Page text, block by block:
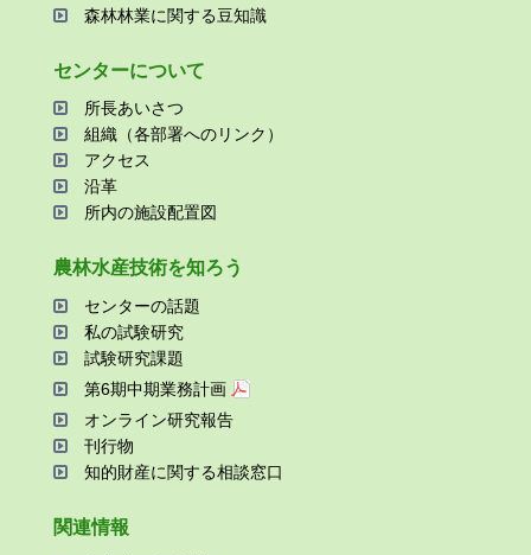
森林林業に関する⾖知識
センターについて
所⻑あいさつ
組織（各部署へのリンク）
アクセス
沿⾰
所内の施設配置図
農林⽔産技術を知ろう
センターの話題
私の試験研究
試験研究課題
第6期中期業務計画
オンライン研究報告
刊⾏物
知的財産に関する相談窓⼝
関連情報